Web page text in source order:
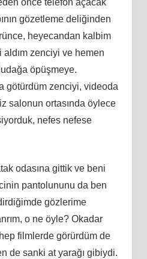
gözetleme deliğinden
heyecandan kalbim
aldım zenciyi ve hemen
öpüşmeye.
götürdüm zenciyi, videoda
salonun ortasında öylece
nefes nefese
odasına gittik ve beni
pantolununu da ben
gözlerime
o ne öyle? Okadar
filmlerde görürdüm de
de sanki at yarağı gibiydi.